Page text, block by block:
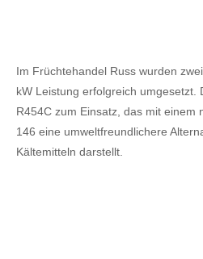
Im Früchtehandel Russ wurden
kW Leistung erfolgreich umgesetzt.
R454C zum Einsatz, das mit einem
146 eine umweltfreundlichere
Kältemitteln darstellt.